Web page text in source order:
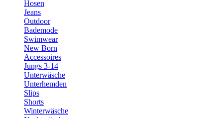
Hosen
Jeans
Outdoor
Bademode
Swimwear
New Born
Accessoires
Jungs 3-14
Unterwäsche
Unterhemden
Slips
Shorts
Winterwäsche